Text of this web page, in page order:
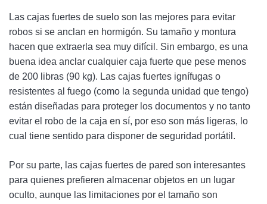
Las cajas fuertes de suelo son las mejores para evitar
robos si se anclan en hormigón. Su tamaño y montura
hacen que extraerla sea muy difícil. Sin embargo, es una
buena idea anclar cualquier caja fuerte que pese menos
de 200 libras (90 kg). Las cajas fuertes ignífugas o
resistentes al fuego (como la segunda unidad que tengo)
están diseñadas para proteger los documentos y no tanto
evitar el robo de la caja en sí, por eso son más ligeras, lo
cual tiene sentido para disponer de seguridad portátil.
Por su parte, las cajas fuertes de pared son interesantes
para quienes prefieren almacenar objetos en un lugar
oculto, aunque las limitaciones por el tamaño son